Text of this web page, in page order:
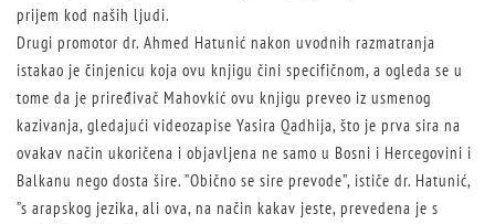
prijem kod naših ljudi.
Drugi promotor dr. Ahmed Hatunić nakon uvodnih razmatranja
istakao je činjenicu koja ovu knjigu čini specifičnom, a ogleda se u
tome da je priređivač Mahovkić ovu knjigu preveo iz usmenog
kazivanja, gledajući videozapise Yasira Qadhija, što je prva sira na
ovakav način ukoričena i objavljena ne samo u Bosni i Hercegovini i
Balkanu nego dosta šire. ”Obično se sire prevode”, ističe dr. Hatunić,
”s arapskog jezika, ali ova, na način kakav jeste, prevedena je s